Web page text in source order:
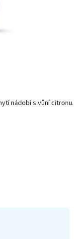
nádobí s vůní citronu.